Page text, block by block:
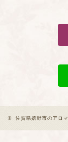
© 佐賀県嬉野市のアロ